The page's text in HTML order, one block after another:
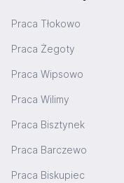
Praca Tłokowo
Praca Żegoty
Praca Wipsowo
Praca Wilimy
Praca Bisztynek
Praca Barczewo
Praca Biskupiec